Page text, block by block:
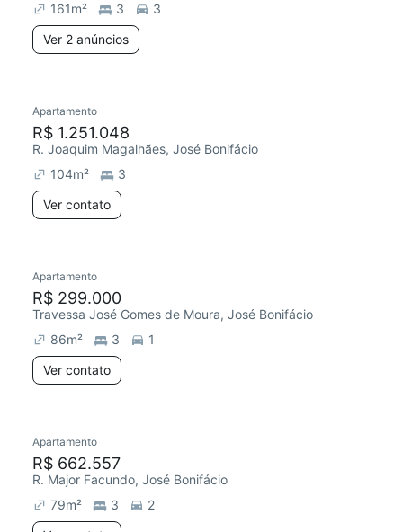
161m² 3
3
Ver 2 anúncios
Apartamento
R$ 1.251.048
R. Joaquim Magalhães, José Bonifácio
104m²
3
Ver contato
Apartamento
R$ 299.000
Travessa José Gomes de Moura, José Bonifácio
86m² 3
1
Ver contato
Apartamento
R$ 662.557
R. Major Facundo, José Bonifácio
79m² 3
2